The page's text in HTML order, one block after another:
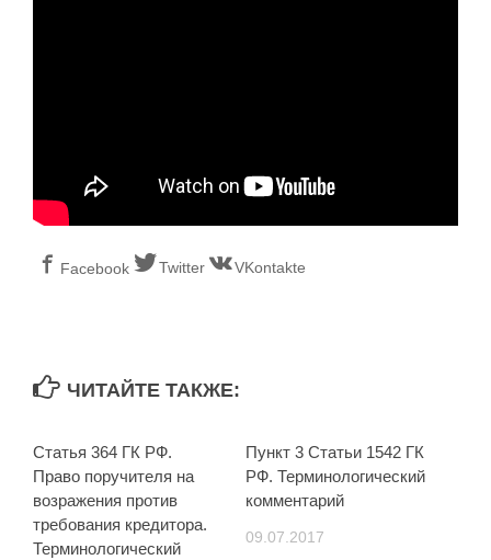
Facebook Twitter VKontakte
ЧИТАЙТЕ ТАКЖЕ:
Статья 364 ГК РФ.
Право поручителя на
возражения против
требования кредитора.
Терминологический
Пункт 3 Статьи 1542 ГК
РФ. Терминологический
комментарий
09.07.2017